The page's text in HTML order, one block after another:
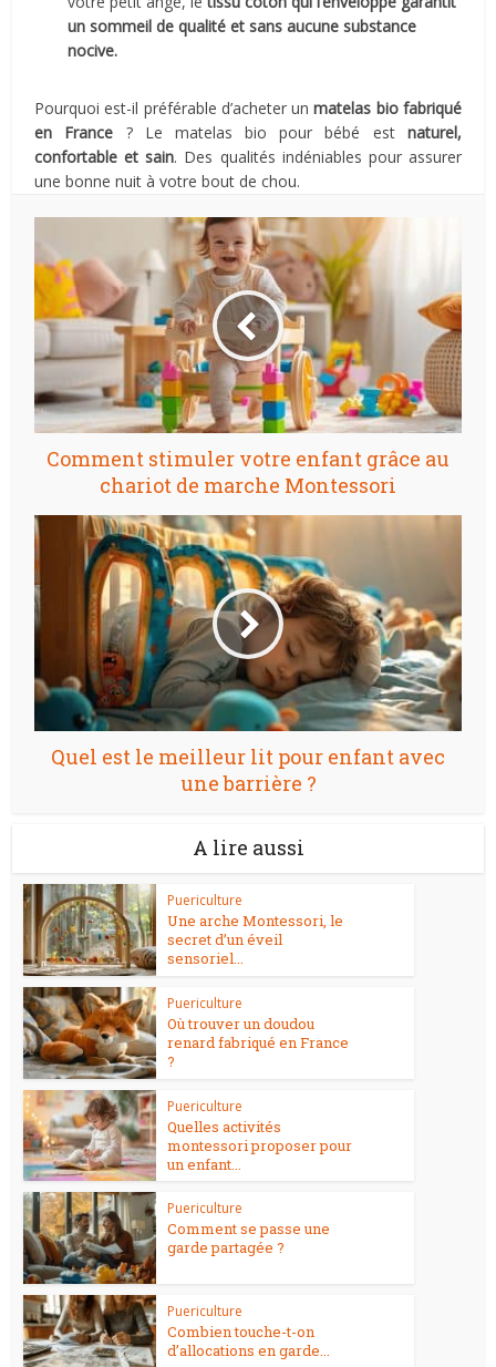
un sommeil de qualité et sans aucune substance
nocive.
Pourquoi est-il préférable d’acheter unmatelas bio fabriqué
en France ? Le matelas bio pour bébé est naturel,
confortable et sain. Des qualités indéniables pour assurer
une bonne nuit à votre bout de chou.
Comment stimuler votre enfant grâce au
chariot de marche Montessori
Quel est le meilleur lit pour enfant avec
une barrière ?
A lire aussi
Puericulture
Une arche Montessori, le
secret d’un éveil
sensoriel...
Puericulture
Où trouver un doudou
renard fabriqué en France
?
Puericulture
Quelles activités
montessori proposer pour
un enfant...
Puericulture
Comment se passe une
garde partagée ?
Puericulture
Combien touche-t-on
d’allocations en garde...